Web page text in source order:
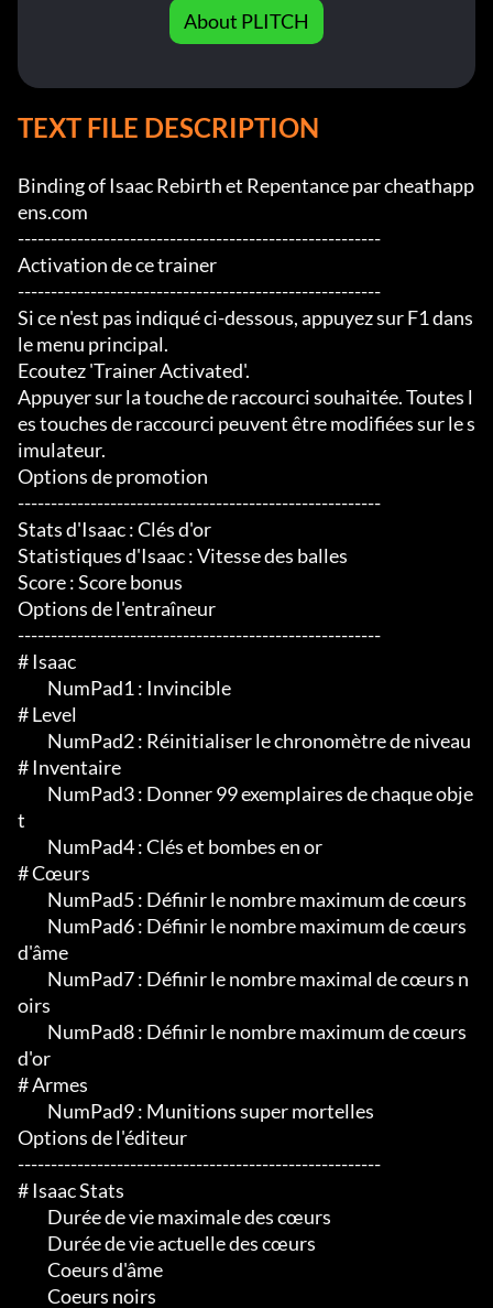
About PLITCH
TEXT FILE DESCRIPTION
Binding of Isaac Rebirth et Repentance par cheathapp
ens.com
-------------------------------------------------------
Activation de ce trainer
-------------------------------------------------------
Si ce n'est pas indiqué ci-dessous, appuyez sur F1 dans
le menu principal.
Ecoutez 'Trainer Activated'.
Appuyer sur la touche de raccourci souhaitée. Toutes l
es touches de raccourci peuvent être modifiées sur le s
imulateur.
Options de promotion
-------------------------------------------------------
Stats d'Isaac : Clés d'or
Statistiques d'Isaac : Vitesse des balles
Score : Score bonus
Options de l'entraîneur
-------------------------------------------------------
# Isaac
# Level
# Inventaire
t
# Cœurs
d'âme
oirs
d'or
# Armes
Options de l'éditeur
-------------------------------------------------------
# Isaac Stats